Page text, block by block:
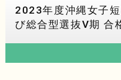
2023年度沖縄女子
び総合型選抜Ⅴ期 合